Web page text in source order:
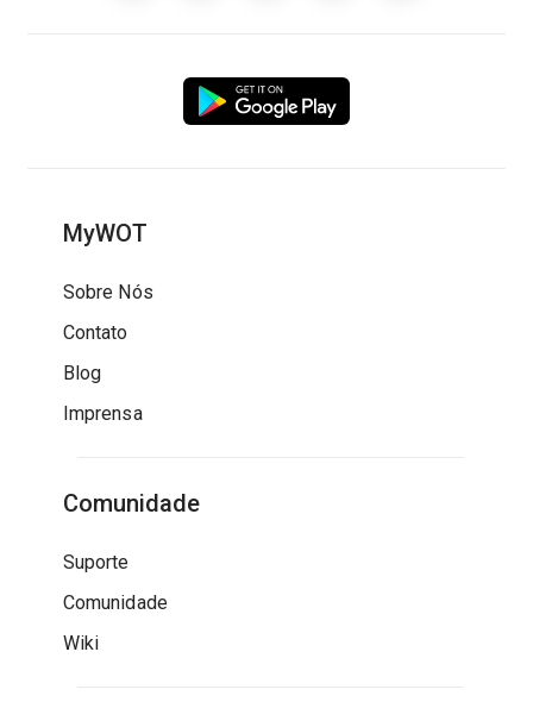
MyWOT
Sobre Nós
Contato
Blog
Imprensa
Comunidade
Suporte
Comunidade
Wiki